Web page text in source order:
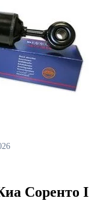
Соренто I